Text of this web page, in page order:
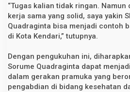
“Tugas kalian tidak ringan.
kerja sama yang solid, saya yakin
Quadraginta bisa menjadi contoh
di Kota Kendari,” tutupnya.
Dengan pengukuhan ini,
Sorume Quadraginta dapat
dalam gerakan pramuka yang
pengabdian di bidang kesehatan